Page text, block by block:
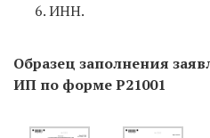
ИНН.
Образец заполнения
ИП по форме Р21001